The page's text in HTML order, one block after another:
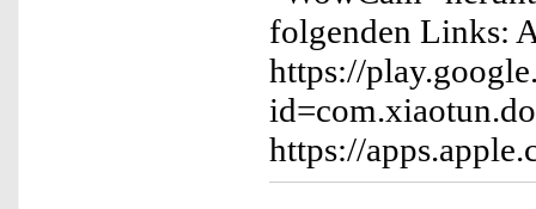
folgenden Links:
https://
https://